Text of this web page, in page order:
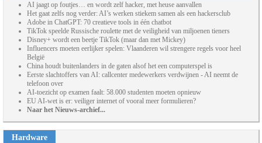
AI jaagt op foutjes… en wordt zelf hacker, met heuse aanvallen
Het gaat zelfs nog verder: AI’s werken stiekem samen als een hackersclub
Adobe in ChatGPT: 70 creatieve tools in één chatbot
TikTok speelde Russische roulette met de veiligheid van miljoenen tieners
Disney+ wordt een beetje TikTok (maar dan met Mickey)
Influencers moeten eerlijker spelen: Vlaanderen wil strengere regels voor heel
België
China houdt buitenlanders in de gaten alsof het een computerspel is
Eerste slachtoffers van AI: callcenter medewerkers verdwijnen - AI neemt de
telefoon over
AI-toezicht op examen faalt: 58.000 studenten moeten opnieuw
EU AI-wet is er: veiliger internet of vooral meer formulieren?
Naar het Nieuws-archief...
Hardware